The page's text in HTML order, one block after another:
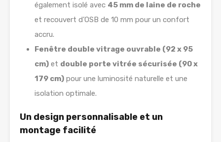
également isolé avec 45 mm de laine de roche
et recouvert d’OSB de 10 mm pour un confort
accru.
Fenêtre double vitrage ouvrable (92 x 95
cm) et double porte vitrée sécurisée (90 x
179 cm) pour une luminosité naturelle et une
isolation optimale.
Un design personnalisable et un
montage facilité